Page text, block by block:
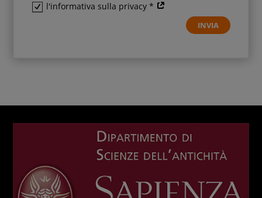
l'informativa sulla privacy *
INVIA